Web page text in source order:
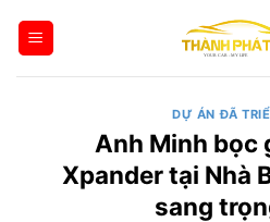
qua
DỰ ÁN ĐÃ
Anh Minh bọc
Xpander tại Nhà
sang